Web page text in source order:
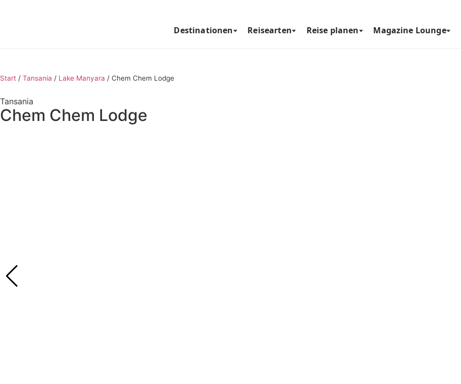
Destinationen Reisearten Reise planen Magazine Lounge
Start / Tansania / Lake Manyara / Chem Chem Lodge
Tansania
Chem Chem Lodge